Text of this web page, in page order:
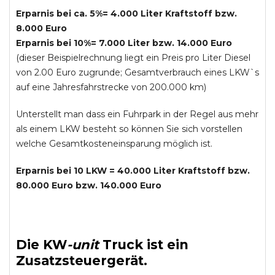
Erparnis bei ca. 5%= 4.000 Liter Kraftstoff bzw.
8.000 Euro
Erparnis bei 10%= 7.000 Liter bzw. 14.000 Euro
(dieser Beispielrechnung liegt ein Preis pro Liter Diesel
von 2.00 Euro zugrunde; Gesamtverbrauch eines LKW`s
auf eine Jahresfahrstrecke von 200.000 km)
Unterstellt man dass ein Fuhrpark in der Regel aus mehr
als einem LKW besteht so können Sie sich vorstellen
welche Gesamtkosteneinsparung möglich ist.
Erparnis bei 10 LKW = 40.000 Liter Kraftstoff bzw.
80.000 Euro bzw. 140.000 Euro
Die KW-unit Truckist ein
Zusatzsteuergerät.